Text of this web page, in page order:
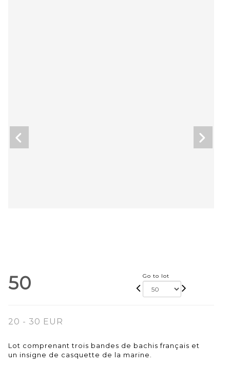
50 Go to lot
20 - 30 EUR
Lot comprenant trois bandes de bachis français et
un insigne de casquette de la marine.